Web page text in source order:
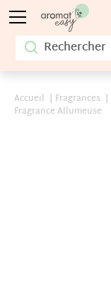
Accueil Fragrances
Fragrance Allumeuse